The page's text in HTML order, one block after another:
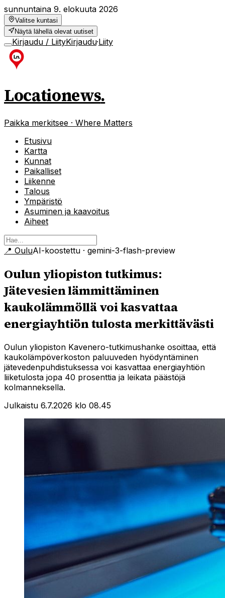
sunnuntaina 9. elokuuta 2026
Valitse kuntasi
Näytä lähellä olevat uutiset
Kirjaudu / LiityKirjaudu·Liity
Locationews.
Paikka merkitsee · Where Matters
Etusivu
Kartta
Kunnat
Paikalliset
Liikenne
Talous
Ympäristö
Asuminen ja kaavoitus
Aiheet
📍 OuluAI-koostettu · gemini-3-flash-preview
Oulun yliopiston tutkimus:
Jätevesien lämmittäminen
kaukolämmöllä voi kasvattaa
energiayhtiön tulosta merkittävästi
Oulun yliopiston Kavenero-tutkimushanke osoittaa, että
kaukolämpöverkoston paluuveden hyödyntäminen
jätevedenpuhdistuksessa voi kasvattaa energiayhtiön
liiketulosta jopa 40 prosenttia ja leikata päästöjä
kolmanneksella.
Julkaistu 6.7.2026 klo 08.45